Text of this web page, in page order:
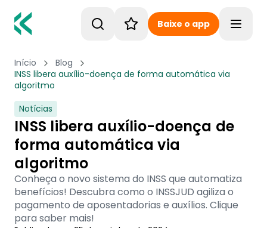
Baixe o app
Início
Blog
INSS libera auxílio-doença de forma automática via
algoritmo
Notícias
INSS libera auxílio-doença de
forma automática via
algoritmo
Conheça o novo sistema do INSS que automatiza
benefícios! Descubra como o INSSJUD agiliza o
pagamento de aposentadorias e auxílios. Clique
para saber mais!